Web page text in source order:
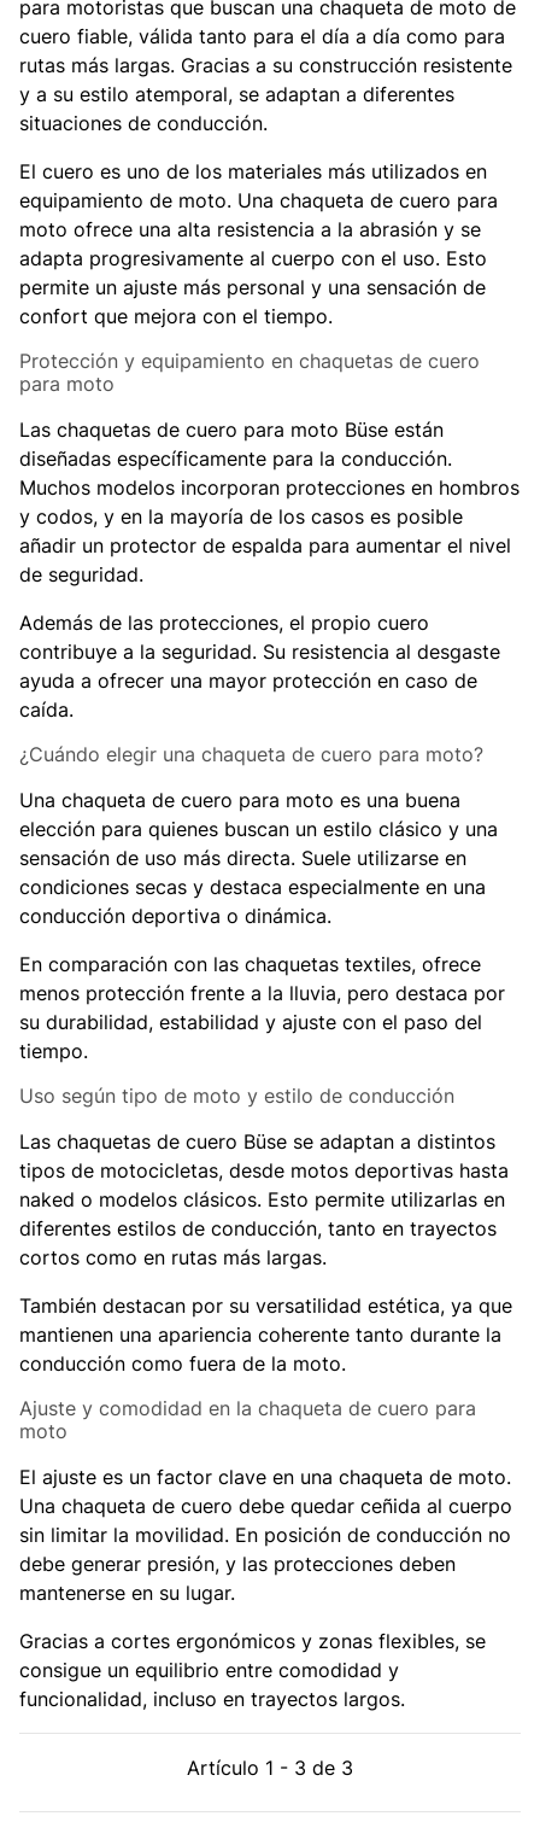
para motoristas que buscan una chaqueta de moto de
cuero fiable, válida tanto para el día a día como para
rutas más largas. Gracias a su construcción resistente
y a su estilo atemporal, se adaptan a diferentes
situaciones de conducción.
El cuero es uno de los materiales más utilizados en
equipamiento de moto. Una chaqueta de cuero para
moto ofrece una alta resistencia a la abrasión y se
adapta progresivamente al cuerpo con el uso. Esto
permite un ajuste más personal y una sensación de
confort que mejora con el tiempo.
Protección y equipamiento en chaquetas de cuero
para moto
Las chaquetas de cuero para moto Büse están
diseñadas específicamente para la conducción.
Muchos modelos incorporan protecciones en hombros
y codos, y en la mayoría de los casos es posible
añadir un protector de espalda para aumentar el nivel
de seguridad.
Además de las protecciones, el propio cuero
contribuye a la seguridad. Su resistencia al desgaste
ayuda a ofrecer una mayor protección en caso de
caída.
¿Cuándo elegir una chaqueta de cuero para moto?
Una chaqueta de cuero para moto es una buena
elección para quienes buscan un estilo clásico y una
sensación de uso más directa. Suele utilizarse en
condiciones secas y destaca especialmente en una
conducción deportiva o dinámica.
En comparación con las chaquetas textiles, ofrece
menos protección frente a la lluvia, pero destaca por
su durabilidad, estabilidad y ajuste con el paso del
tiempo.
Uso según tipo de moto y estilo de conducción
Las chaquetas de cuero Büse se adaptan a distintos
tipos de motocicletas, desde motos deportivas hasta
naked o modelos clásicos. Esto permite utilizarlas en
diferentes estilos de conducción, tanto en trayectos
cortos como en rutas más largas.
También destacan por su versatilidad estética, ya que
mantienen una apariencia coherente tanto durante la
conducción como fuera de la moto.
Ajuste y comodidad en la chaqueta de cuero para
moto
El ajuste es un factor clave en una chaqueta de moto.
Una chaqueta de cuero debe quedar ceñida al cuerpo
sin limitar la movilidad. En posición de conducción no
debe generar presión, y las protecciones deben
mantenerse en su lugar.
Gracias a cortes ergonómicos y zonas flexibles, se
consigue un equilibrio entre comodidad y
funcionalidad, incluso en trayectos largos.
Artículo 1 - 3 de 3